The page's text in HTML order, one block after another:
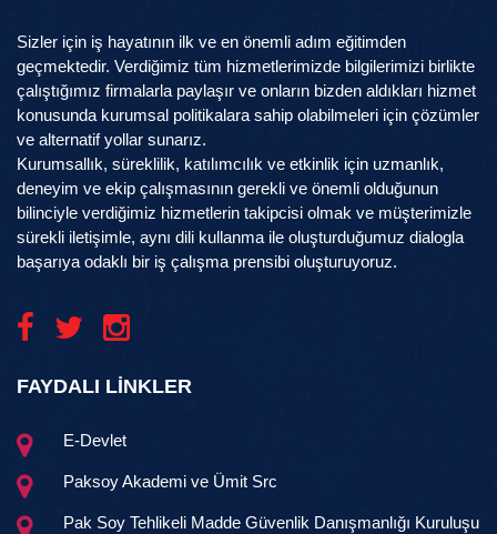
Sizler için iş hayatının ilk ve en önemli adım eğitimden
geçmektedir. Verdiğimiz tüm hizmetlerimizde bilgilerimizi birlikte
çalıştığımız firmalarla paylaşır ve onların bizden aldıkları hizmet
konusunda kurumsal politikalara sahip olabilmeleri için çözümler
ve alternatif yollar sunarız.
Kurumsallık, süreklilik, katılımcılık ve etkinlik için uzmanlık,
deneyim ve ekip çalışmasının gerekli ve önemli olduğunun
bilinciyle verdiğimiz hizmetlerin takipcisi olmak ve müşterimizle
sürekli iletişimle, aynı dili kullanma ile oluşturduğumuz dialogla
başarıya odaklı bir iş çalışma prensibi oluşturuyoruz.
FAYDALI LİNKLER
E-Devlet
Paksoy Akademi ve Ümit Src
Pak Soy Tehlikeli Madde Güvenlik Danışmanlığı Kuruluşu